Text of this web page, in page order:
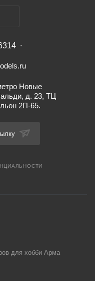
Новые
д. 23, ТЦ
2П-65.
для хобби Арма